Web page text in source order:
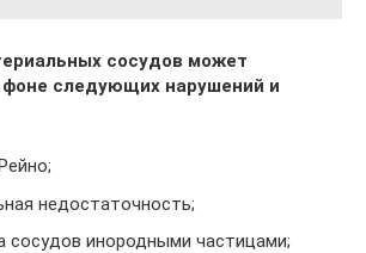
сосудов может
фоне следующих нарушений и
недостаточность;
сосудов инородными частицами;